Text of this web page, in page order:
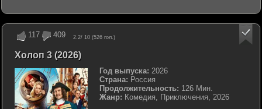
117 409 2.2/ 10 (526 гол.)
Холоп 3 (2026)
Год выпуска: 2026
Страна: Россия
Продолжительность: 126 Мин.
Жанр: Комедия, Приключения, 2026